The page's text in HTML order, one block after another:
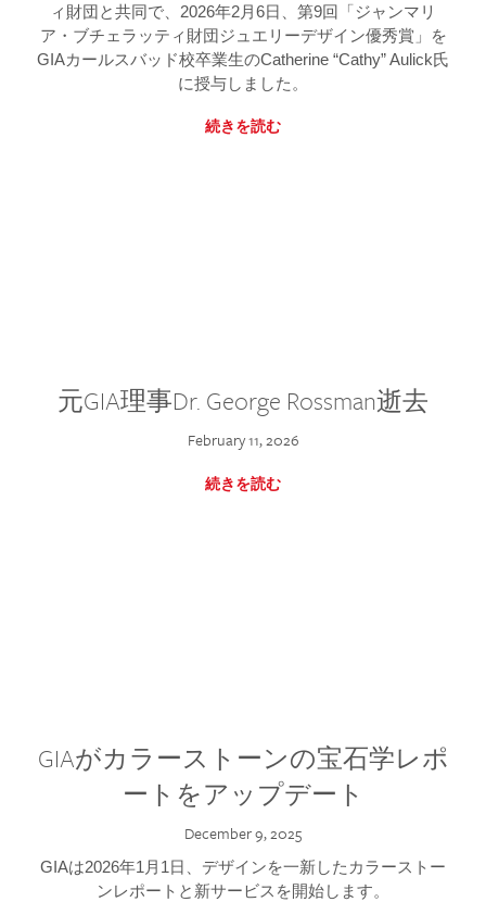
ィ財団と共同で、2026年2月6日、第9回「ジャンマリ
ア・ブチェラッティ財団ジュエリーデザイン優秀賞」を
GIAカールスバッド校卒業生のCatherine “Cathy” Aulick氏
に授与しました。
続きを読む
元GIA理事Dr. George Rossman逝去
February 11, 2026
続きを読む
GIAがカラーストーンの宝石学レポ
ートをアップデート
December 9, 2025
GIAは2026年1月1日、デザインを一新したカラーストー
ンレポートと新サービスを開始します。